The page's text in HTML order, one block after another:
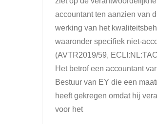
accountant ten aanzien van
werking van het
waaronder specifiek niet-
(AVTR2019/59,
Het betrof een accountant
Bestuur van EY die een
heeft gekregen omdat hij
voor het